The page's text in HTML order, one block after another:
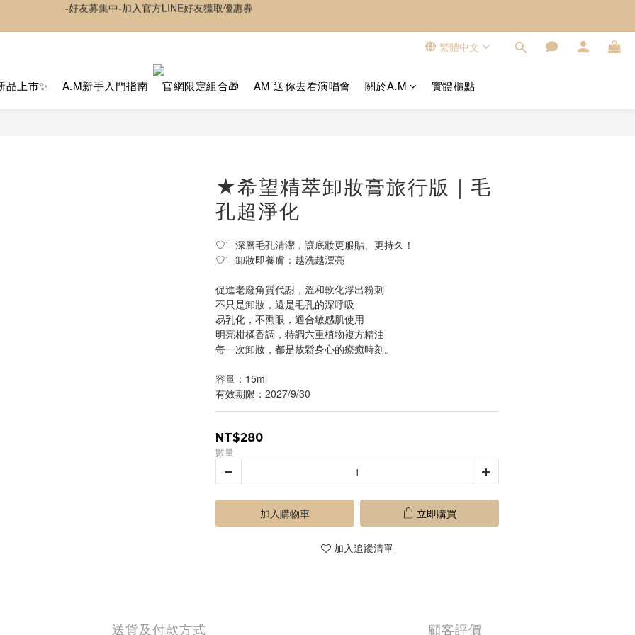
-好友募集中-加入官方LINE好友獲取優惠券
✦夏日神隊友✦ 透感持妝噴霧 貼貼水 新上市
-好友募集中-加入官方LINE好友獲取優惠券
繁體中文
品上市✨ A.M新手入門指南 官網限定組合🎁 AM 送你去看演唱會 關於A.M 實體櫃點
★希望精萃卸妝膏旅行版｜毛
孔超淨化
♡ˊ˗ 深層毛孔清潔，讓底妝更服貼、更持久！
♡ˊ˗ 卸妝即養膚：越洗越漂亮
促進老廢角質代謝，溫和軟化浮出粉刺
不只是卸妝，還是毛孔的深呼吸
易乳化，不熏眼，適合敏感肌使用
明亮柑橘香調，特調六重植物複方精油
每一次卸妝，都是放鬆身心的療癒時刻。
容量：15ml
有效期限：2027/9/30
NT$280
數量
加入購物車 立即購買
加入追蹤清單
送貨及付款方式 顧客評價